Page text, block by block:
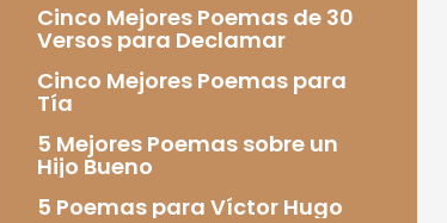
Cinco Mejores Poemas de 30
Versos para Declamar
Cinco Mejores Poemas para
Tía
5 Mejores Poemas sobre un
Hijo Bueno
5 Poemas para Víctor Hugo